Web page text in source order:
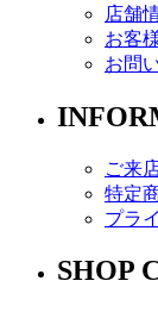
店舗
お客
お問
ご来
特定
プラ
SHOP